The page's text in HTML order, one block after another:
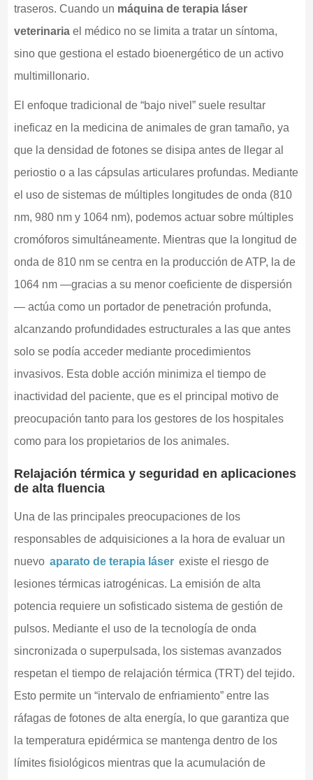
traseros. Cuando un máquina de terapia láser
veterinariael médico no se limita a tratar un síntoma,
sino que gestiona el estado bioenergético de un activo
multimillonario.
El enfoque tradicional de “bajo nivel” suele resultar
ineficaz en la medicina de animales de gran tamaño, ya
que la densidad de fotones se disipa antes de llegar al
periostio o a las cápsulas articulares profundas. Mediante
el uso de sistemas de múltiples longitudes de onda (810
nm, 980 nm y 1064 nm), podemos actuar sobre múltiples
cromóforos simultáneamente. Mientras que la longitud de
onda de 810 nm se centra en la producción de ATP, la de
1064 nm —gracias a su menor coeficiente de dispersión
— actúa como un portador de penetración profunda,
alcanzando profundidades estructurales a las que antes
solo se podía acceder mediante procedimientos
invasivos. Esta doble acción minimiza el tiempo de
inactividad del paciente, que es el principal motivo de
preocupación tanto para los gestores de los hospitales
como para los propietarios de los animales.
Relajación térmica y seguridad en aplicaciones
de alta fluencia
Una de las principales preocupaciones de los
responsables de adquisiciones a la hora de evaluar un
nuevo aparato de terapia láser existe el riesgo de
lesiones térmicas iatrogénicas. La emisión de alta
potencia requiere un sofisticado sistema de gestión de
pulsos. Mediante el uso de la tecnología de onda
sincronizada o superpulsada, los sistemas avanzados
respetan el tiempo de relajación térmica (TRT) del tejido.
Esto permite un “intervalo de enfriamiento” entre las
ráfagas de fotones de alta energía, lo que garantiza que
la temperatura epidérmica se mantenga dentro de los
límites fisiológicos mientras que la acumulación de